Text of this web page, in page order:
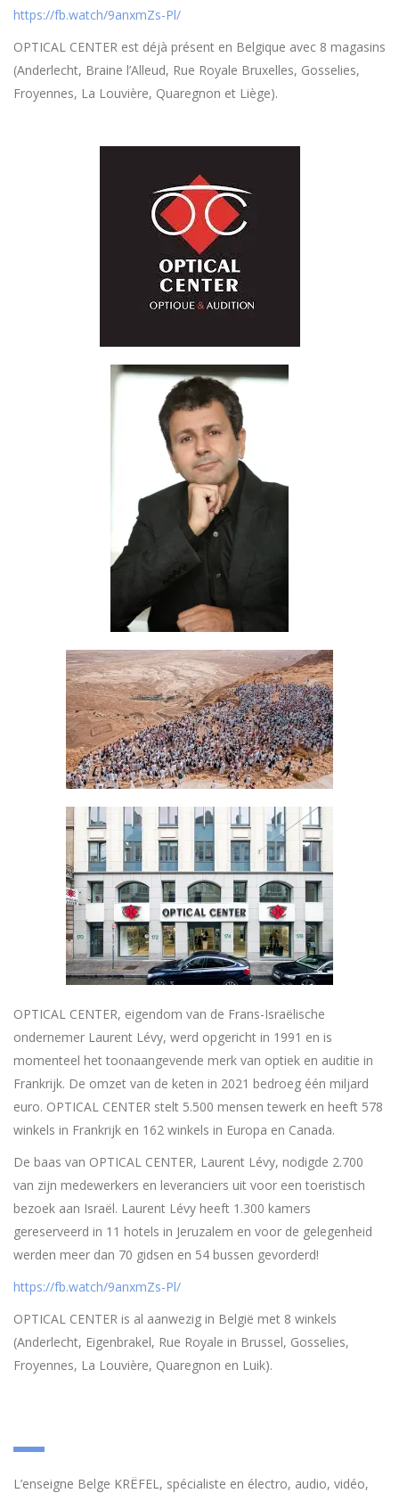
https://fb.watch/9anxmZs-Pl/
OPTICAL CENTER est déjà présent en Belgique avec 8 magasins
(Anderlecht, Braine l’Alleud, Rue Royale Bruxelles, Gosselies,
Froyennes, La Louvière, Quaregnon et Liège).
OPTICAL CENTER, eigendom van de Frans-Israëlische
ondernemer Laurent Lévy, werd opgericht in 1991 en is
momenteel het toonaangevende merk van optiek en auditie in
Frankrijk. De omzet van de keten in 2021 bedroeg één miljard
euro. OPTICAL CENTER stelt 5.500 mensen tewerk en heeft 578
winkels in Frankrijk en 162 winkels in Europa en Canada.
De baas van OPTICAL CENTER, Laurent Lévy, nodigde 2.700
van zijn medewerkers en leveranciers uit voor een toeristisch
bezoek aan Israël. Laurent Lévy heeft 1.300 kamers
gereserveerd in 11 hotels in Jeruzalem en voor de gelegenheid
werden meer dan 70 gidsen en 54 bussen gevorderd!
https://fb.watch/9anxmZs-Pl/
OPTICAL CENTER is al aanwezig in België met 8 winkels
(Anderlecht, Eigenbrakel, Rue Royale in Brussel, Gosselies,
Froyennes, La Louvière, Quaregnon en Luik).
L’enseigne Belge KRËFEL, spécialiste en électro, audio, vidéo,